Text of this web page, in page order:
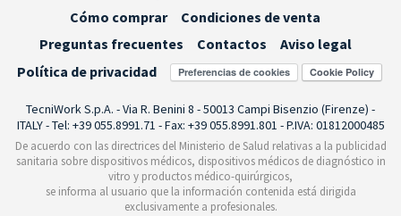
Cómo comprar
Condiciones de venta
Preguntas frecuentes
Contactos
Aviso legal
Política de privacidad
Preferencias de cookies
TecniWork S.p.A. - Via R. Benini 8 - 50013 Campi Bisenzio (Firenze) -
ITALY - Tel: +39 055.8991.71 - Fax: +39 055.8991.801 - P.IVA: 01812000485
De acuerdo con las directrices del Ministerio de Salud relativas a la publicidad
sanitaria sobre dispositivos médicos, dispositivos médicos de diagnóstico in
vitro y productos médico-quirúrgicos,
se informa al usuario que la información contenida está dirigida
exclusivamente a profesionales.